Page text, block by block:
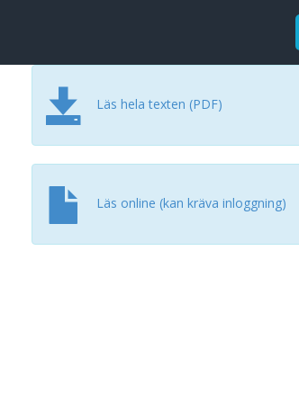
Läs hela texten (PDF)
Läs online (kan kräva inloggning)